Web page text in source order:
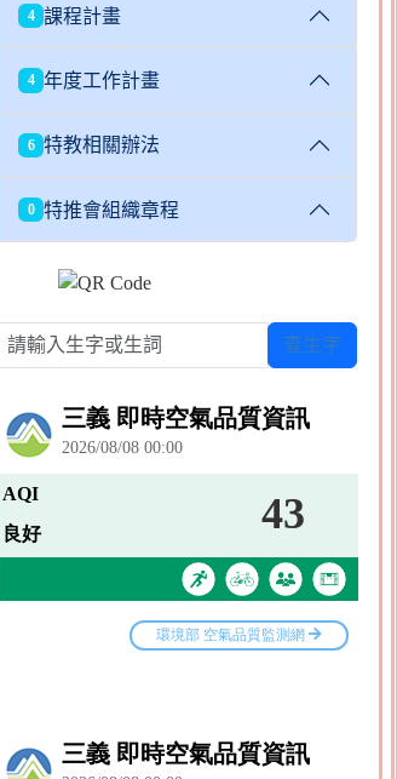
4 課程計畫
4 年度工作計畫
6 特教相關辦法
0 特推會組織章程
請輸入生字或生詞 查生字